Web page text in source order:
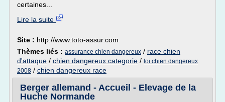
certaines...
Lire la suite
Site : http://www.toto-assur.com
Thèmes liés : assurance chien dangereux / race chien
d'attaque / chien dangereux categorie / loi chien dangereux
2008 / chien dangereux race
Berger allemand - Accueil - Elevage de la
Huche Normande